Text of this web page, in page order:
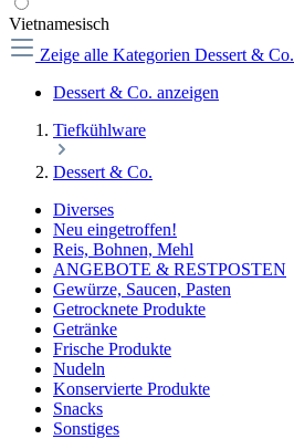
Vietnamesisch
Zeige alle Kategorien Dessert & Co.
Dessert & Co. anzeigen
Tiefkühlware
Dessert & Co.
Diverses
Neu eingetroffen!
Reis, Bohnen, Mehl
ANGEBOTE & RESTPOSTEN
Gewürze, Saucen, Pasten
Getrocknete Produkte
Getränke
Frische Produkte
Nudeln
Konservierte Produkte
Snacks
Sonstiges